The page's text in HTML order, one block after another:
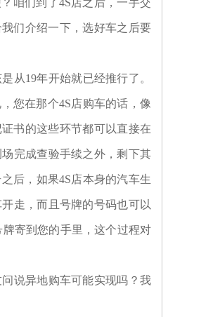
咱们到了4S店之后，一手交
们介绍一下，选好车之后要
从19年开始就已经推行了。
您在那个4S店购车的话，像
书的这些环节都可以直接在
完成查验手续之外，剩下其
后，如果4S店本身的汽车生
走，而且号牌的号码也可以
寄到您的手里，这个过程对
说异地购车可能实现吗？我